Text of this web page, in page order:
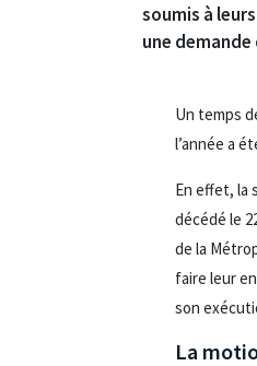
soumis à
une demande
Un temps
l’année a
En effet, la
décédé le
de la
faire leur
son
La